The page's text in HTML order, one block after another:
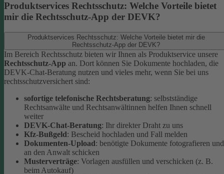
Produktservices Rechtsschutz: Welche Vorteile bietet
mir die Rechtsschutz-App der DEVK?
Produktservices Rechtsschutz: Welche Vorteile bietet mir die
Rechtsschutz-App der DEVK?
Im Bereich Rechtsschutz bieten wir Ihnen als Produktservice unsere
Rechtsschutz-App an. Dort können Sie Dokumente hochladen, die
DEVK-Chat-Beratung nutzen und vieles mehr, wenn Sie bei uns
rechtsschutzversichert sind:
sofortige telefonische Rechtsberatung: selbstständige
Rechtsanwälte und Rechtsanwältinnen helfen Ihnen schnell
weiter
DEVK-Chat-Beratung: Ihr direkter Draht zu uns
Kfz-Bußgeld: Bescheid hochladen und Fall melden
Dokumenten-Upload: benötigte Dokumente fotografieren und
an den Anwalt schicken
Musterverträge: Vorlagen ausfüllen und verschicken (z. B.
beim Autokauf)